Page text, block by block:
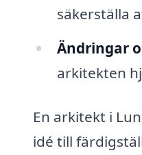
säkerställa
Ändringar
arkitekten
En arkitekt i
idé till